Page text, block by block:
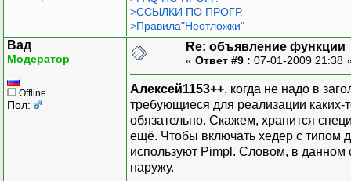
>ССЫЛКИ ПО ПРОГР.
>Правила"Неотложки"
Вад
Модератор
Offline
Пол:
Re: объявление функции
« Ответ #9 : 07-01-2009 21:38
Алексей1153++, когда не надо в
требующиеся для реализации каких-
обязательно. Скажем, хранится
ещё. Чтобы включать хедер с типом
используют Pimpl. Словом, в данном
наружу.